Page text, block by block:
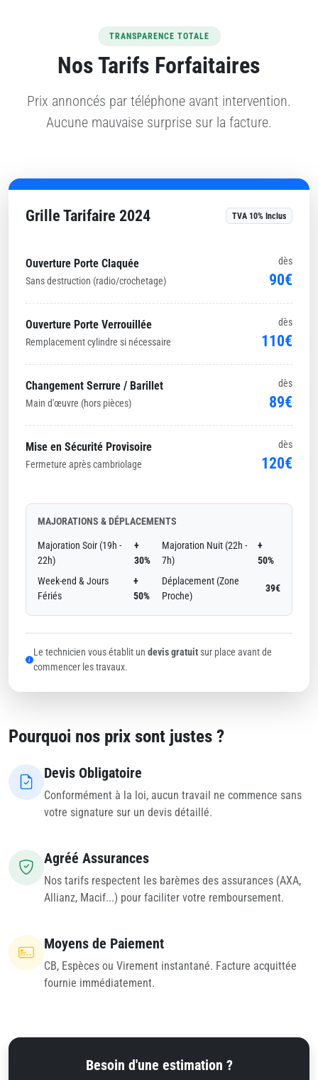
TRANSPARENCE TOTALE
Nos Tarifs Forfaitaires
Prix annoncés par téléphone avant intervention.
Aucune mauvaise surprise sur la facture.
Grille Tarifaire 2024 TVA 10% Inclus
Ouverture Porte Claquée
Sans destruction (radio/crochetage)
dès
90€
Ouverture Porte Verrouillée
Remplacement cylindre si nécessaire
dès
110€
Changement Serrure / Barillet
Main d'œuvre (hors pièces)
dès
89€
Mise en Sécurité Provisoire
Fermeture après cambriolage
dès
120€
MAJORATIONS & DÉPLACEMENTS
Majoration Soir (19h -
22h)
+
30%
Majoration Nuit (22h -
7h)
+
50%
Week-end & Jours
Fériés
+
50%
Déplacement (Zone
Proche)
39€
Le technicien vous établit un devis gratuitsur place avant de
commencer les travaux.
Pourquoi nos prix sont justes ?
Devis Obligatoire
Conformément à la loi, aucun travail ne commence sans
votre signature sur un devis détaillé.
Agréé Assurances
Nos tarifs respectent les barèmes des assurances (AXA,
Allianz, Macif...) pour faciliter votre remboursement.
Moyens de Paiement
CB, Espèces ou Virement instantané. Facture acquittée
fournie immédiatement.
Besoin d'une estimation ?